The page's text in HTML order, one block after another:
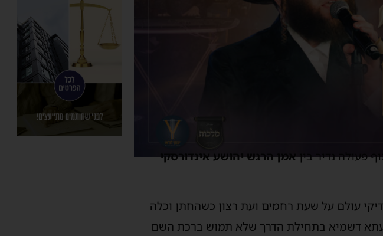
פעולה נדיר ביןאמן הרגש יהושע אינדורסקי
עולם על שעת רחמים ועת רצון כשהחתן וכלה
דשמיא בתחילת הדרך שלא תמוש ברכת השם